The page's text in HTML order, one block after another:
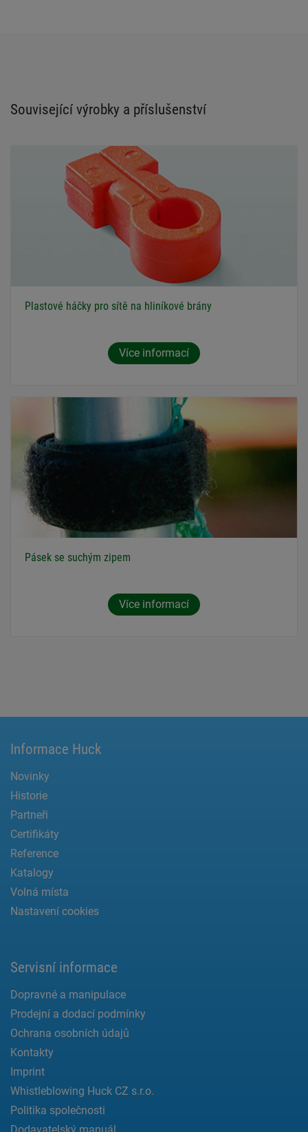
Související výrobky a příslušenství
Plastové háčky pro sítě na hliníkové brány
Více informací
Pásek se suchým zipem
Více informací
Informace Huck
Novinky
Historie
Partneři
Certifikáty
Reference
Katalogy
Volná místa
Nastavení cookies
Servisní informace
Dopravné a manipulace
Prodejní a dodací podmínky
Ochrana osobních údajů
Kontakty
Imprint
Whistleblowing Huck CZ s.r.o.
Politika společnosti